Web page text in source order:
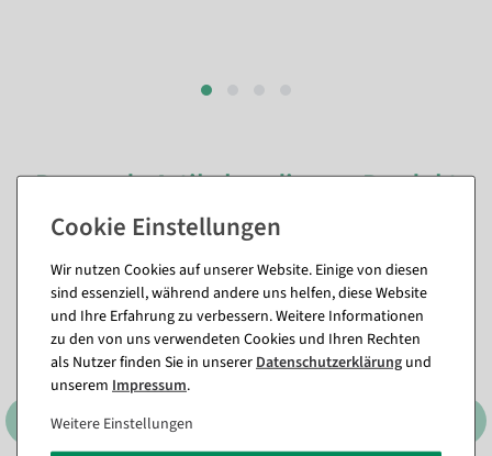
Passende Artikel zu diesem Produkt
(8)
%
Wir nutzen Cookies auf unserer Website. Einige von diesen
sind essenziell, während andere uns helfen, diese Website
und Ihre Erfahrung zu verbessern. Weitere Informationen
zu den von uns verwendeten Cookies und Ihren Rechten
als Nutzer finden Sie in unsererDaten­schutz­erklärung und
unserem Impressum.
Weitere Einstellungen